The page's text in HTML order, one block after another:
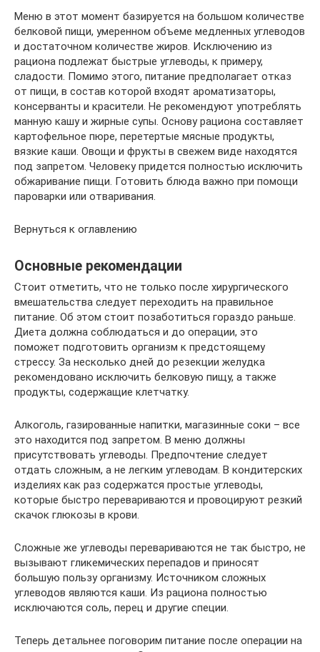
Меню в этот момент базируется на большом количестве
белковой пищи, умеренном объеме медленных углеводов
и достаточном количестве жиров. Исключению из
рациона подлежат быстрые углеводы, к примеру,
сладости. Помимо этого, питание предполагает отказ
от пищи, в состав которой входят ароматизаторы,
консерванты и красители. Не рекомендуют употреблять
манную кашу и жирные супы. Основу рациона составляет
картофельное пюре, перетертые мясные продукты,
вязкие каши. Овощи и фрукты в свежем виде находятся
под запретом. Человеку придется полностью исключить
обжаривание пищи. Готовить блюда важно при помощи
пароварки или отваривания.
Вернуться к оглавлению
Основные рекомендации
Стоит отметить, что не только после хирургического
вмешательства следует переходить на правильное
питание. Об этом стоит позаботиться гораздо раньше.
Диета должна соблюдаться и до операции, это
поможет подготовить организм к предстоящему
стрессу. За несколько дней до резекции желудка
рекомендовано исключить белковую пищу, а также
продукты, содержащие клетчатку.
Алкоголь, газированные напитки, магазинные соки – все
это находится под запретом. В меню должны
присутствовать углеводы. Предпочтение следует
отдать сложным, а не легким углеводам. В кондитерских
изделиях как раз содержатся простые углеводы,
которые быстро перевариваются и провоцируют резкий
скачок глюкозы в крови.
Сложные же углеводы перевариваются не так быстро, не
вызывают гликемических перепадов и приносят
большую пользу организму. Источником сложных
углеводов являются каши. Из рациона полностью
исключаются соль, перец и другие специи.
Теперь детальнее поговорим питание после операции на